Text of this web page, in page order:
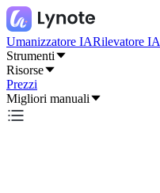
Umanizzatore IARilevatore IA
Strumenti
Risorse
Prezzi
Migliori manuali